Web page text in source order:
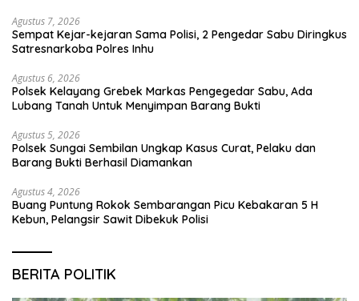
Agustus 7, 2026
Sempat Kejar-kejaran Sama Polisi, 2 Pengedar Sabu Diringkus
Satresnarkoba Polres Inhu
Agustus 6, 2026
Polsek Kelayang Grebek Markas Pengegedar Sabu, Ada
Lubang Tanah Untuk Menyimpan Barang Bukti
Agustus 5, 2026
Polsek Sungai Sembilan Ungkap Kasus Curat, Pelaku dan
Barang Bukti Berhasil Diamankan
Agustus 4, 2026
Buang Puntung Rokok Sembarangan Picu Kebakaran 5 H
Kebun, Pelangsir Sawit Dibekuk Polisi
BERITA POLITIK